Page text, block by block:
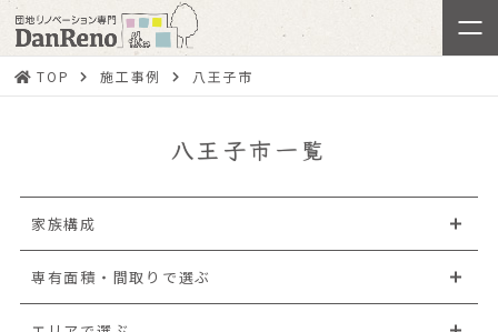
TOP 施工事例 八王子市
八王子市一覧
家族構成
専有面積・間取りで選ぶ